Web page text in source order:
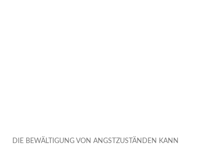
DIE BEWÄLTIGUNG VON ANGSTZUSTÄNDEN KANN